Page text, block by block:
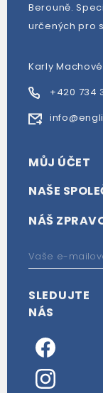
Berouně.
určených pro
Karly
+420 734
MŮJ ÚČET
NAŠE
NÁŠ
SLEDUJTE
NÁS